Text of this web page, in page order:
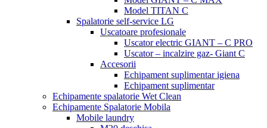
Model TITAN C
Spalatorie self-service LG
Uscatoare profesionale
Uscator electric GIANT – C PRO
Uscator – incalzire gaz- Giant C
Accesorii
Echipament suplimentar igiena
Echipament suplimentar
Echipamente spalatorie Wet Clean
Echipamente Spalatorie Mobila
Mobile laundry